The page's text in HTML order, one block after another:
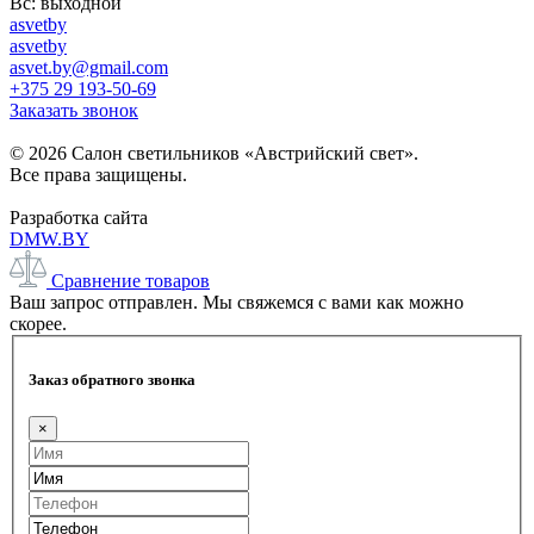
asvetby
asvetby
asvet.by@gmail.com
+375 29 193-50-69
Заказать звонок
© 2026 Салон светильников «Австрийский свет».
Все права защищены.
Разработка сайта
DMW.BY
Сравнение товаров
Ваш запрос отправлен. Мы свяжемся с вами как можно
скорее.
Заказ обратного звонка
×